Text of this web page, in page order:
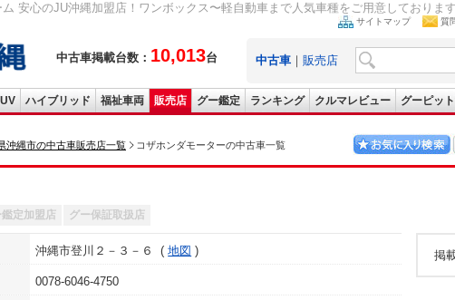
安心のJU沖縄加盟店！ワンボックス〜軽自動車まで人気車種をご用意しておりま
中古車掲載台数： 10,013台
サイトマップ 質
中古車 ｜ 販売店
ハイブリッド 福祉車両 販売店 グー鑑定 ランキング クルマレビュー グーピッ
沖縄市の中古車販売店一覧 コザホンダモーターの中古車一覧
鑑定加盟店 グー保証取扱店
沖縄市登川２－３－６ 地図
0078-6046-4750
掲